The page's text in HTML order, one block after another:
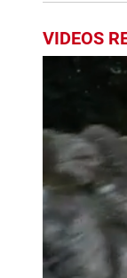
VIDEOS